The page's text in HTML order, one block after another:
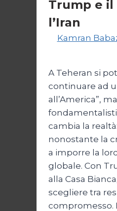
Trump e il
l’Iran
Kamran
A Teheran si
continuare ad
all’America”,
cambia la
nonostante la
a imporre la
globale. Con
alla Casa
scegliere tra
compromesso.